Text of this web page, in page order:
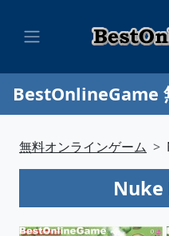
BestOnlineGame
無料オンラインゲーム
Nuke